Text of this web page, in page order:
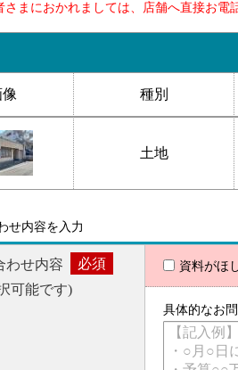
まにおかれましては、店舗へ直接お電
種別
土地
せ内容を入力
必須
わせ内容
可能です)
資料がほ
具体的なお